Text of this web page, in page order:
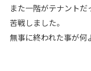
また一階がテナント
苦戦しました。
無事に終われた事が何